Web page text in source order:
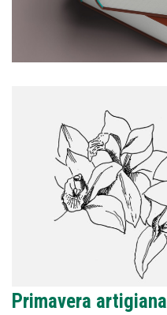
Primavera artigiana